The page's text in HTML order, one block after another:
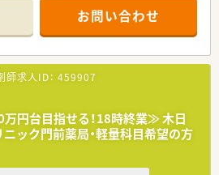
を重要視しプライベートの充実を大切に
下の残業のため、プライベートな時間が
体の9割と多く、患者さまや医師から信頼
剤薬局を目指しております。
向けた体制作りも進めております。
学との研究論文発表、学会発表にも力を入
2回)、メーカー勉強会など、キャリアに合
体制がございます
お問い合わせ
師求人ID： 459907
万円台目指せる！18時終業≫ 木日
ック門前薬局・軽量科目希望の方